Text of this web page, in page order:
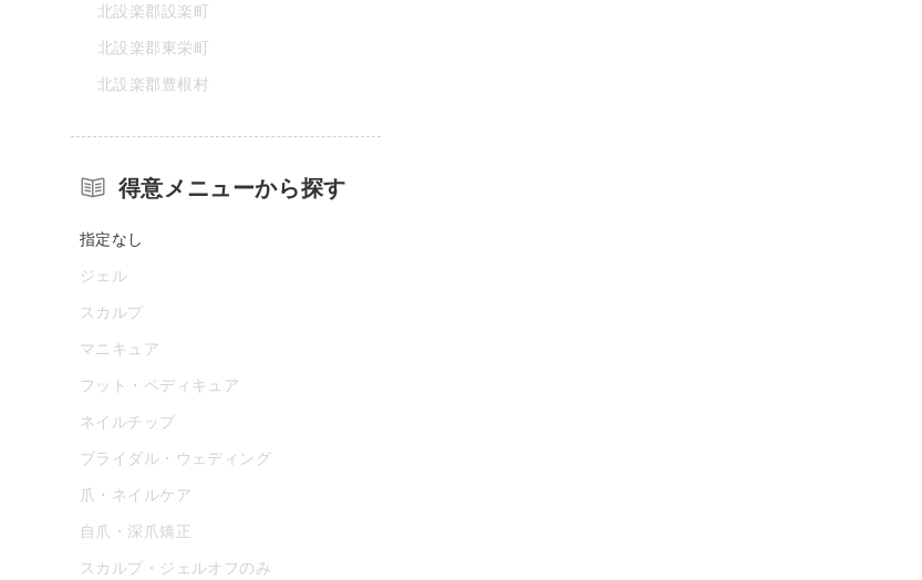
北設楽郡設楽町
北設楽郡東栄町
北設楽郡豊根村
得意メニューから探す
指定なし
ジェル
スカルプ
マニキュア
フット・ペディキュア
ネイルチップ
ブライダル・ウェディング
爪・ネイルケア
自爪・深爪矯正
スカルプ・ジェルオフのみ